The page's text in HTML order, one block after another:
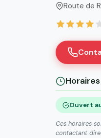
Route de
Ouvert
Ces horaires
contactant